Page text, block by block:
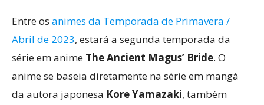
Entre os animes da Temporada de Primavera /
Abril de 2023, estará a segunda temporada da
série em anime The Ancient Magus’ Bride. O
anime se baseia diretamente na série em mangá
da autora japonesa Kore Yamazaki, também